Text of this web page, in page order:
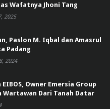
Wafatnya Jhoni Tang
2025
Paslon M. Iqbal dan Amasrul
Padang
2024
Owner Emersia Group
Wartawan Dari Tanah Datar